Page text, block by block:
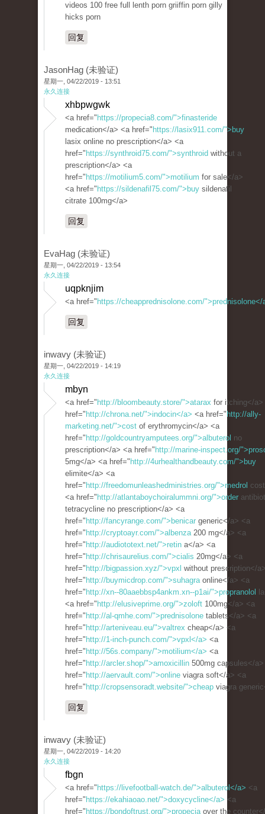
videos 100 free full lenth porn griiffin porn gilly
hicks porn
回复
JasonHag (未验证)
星期一, 04/22/2019 - 13:51
永久连接
xhbpwgwk
<a href=" https://propecia8.com/">finasteride
medication</a> <a href=" https://lasix911.com/">buy
lasix online no prescription</a> <a
href=" https://synthroid75.com/">synthroid without a
prescription</a> <a
href=" https://motilium5.com/">motilium for sale</a>
<a href=" https://sildenafil75.com/">buy sildenafil
citrate 100mg</a>
回复
EvaHag (未验证)
星期一, 04/22/2019 - 13:54
永久连接
uqpknjim
<a href=" https://cheapprednisolone.com/">prednisolone</
回复
inwavy (未验证)
星期一, 04/22/2019 - 14:19
永久连接
mbyn
<a href=" http://bloombeauty.store/">atarax for itching</a>
href=" http://chrona.net/">indocin</a> <a href=" http://ally-
marketing.net/">cost of erythromycin</a> <a
href=" http://goldcountryamputees.org/">albuterol no
prescription</a> <a href=" http://marine-inspect.org/
5mg</a> <a href=" http://4urhealthandbeauty.com/">buy
elimite</a> <a
href=" http://freedomunleashedministries.org/">medrol
<a href=" http://atlantaboychoiralummni.org/">order
tetracycline no prescription</a> <a
href=" http://fancyrange.com/">benicar generic</a> <a
href=" http://cryptoayr.com/">albenza200 mg</a> <a
href=" http://audiototext.net/">retin a</a> <a
href=" http://chrisaurelius.com/">cialis 20mg</a> <a
href=" http://bigpassion.xyz/">vpxl without prescription</
href=" http://buymicdrop.com/">suhagraonline</a> <a
href=" http://xn--80aaebbsp4ankm.xn--p1ai/">propranolol
<a href=" http://elusiveprime.org/">zoloft 100mg</a> <a
href=" http://al-qmhe.com/">prednisolone tablets</a> <a
href=" http://arteniveau.eu/">valtrex cheap</a> <a
href=" http://1-inch-punch.com/">vpxl</a> <a
href=" http://56s.company/">motilium</a> <a
href=" http://arcler.shop/">amoxicillin 500mg capsules</
href=" http://aervault.com/">online viagra soft</a> <a
href=" http://cropsensoradt.website/">cheap viagra
回复
inwavy (未验证)
星期一, 04/22/2019 - 14:20
永久连接
fbgn
<a href=" https://livefootball-watch.de/">albuterol</a> <a
href=" https://ekahiaoao.net/">doxycycline</a> <a
href=" https://bondoftrust.org/">propeciaover the